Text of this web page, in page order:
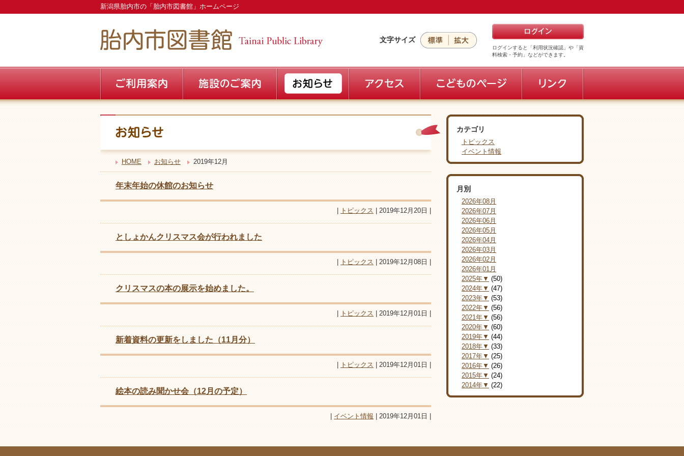
新潟県胎内市の「胎内市図書館」ホームページ
文字サイズ
ログインすると「利用状況確認」や「資
料検索・予約」などができます。
HOME お知らせ 2019年12月
年末年始の休館のお知らせ
トピックス | 2019年12月20日 |
としょかんクリスマス会が行われました
トピックス | 2019年12月08日 |
クリスマスの本の展示を始めました。
トピックス | 2019年12月01日 |
新着資料の更新をしました（11月分）
トピックス | 2019年12月01日 |
絵本の読み聞かせ会（12月の予定）
イベント情報 | 2019年12月01日 |
カテゴリ
トピックス
イベント情報
月別
2026年08月
2026年07月
2026年06月
2026年05月
2026年04月
2026年03月
2026年02月
2026年01月
2025年▼ (50)
2024年▼ (47)
2023年▼ (53)
2022年▼ (56)
2021年▼ (56)
2020年▼ (60)
2019年▼ (44)
2018年▼ (33)
2017年▼ (25)
2016年▼ (26)
2015年▼ (24)
2014年▼ (22)